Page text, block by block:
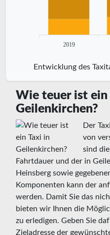
2019
Entwicklung des
Wie teuer ist ein
Geilenkirchen?
Der
von
sind
Fahrtdauer und der in
Heinsberg sowie
Komponenten kann der
werden. Damit Sie das
bieten wir Ihnen die
zu erledigen. Geben Sie
Zieladresse der